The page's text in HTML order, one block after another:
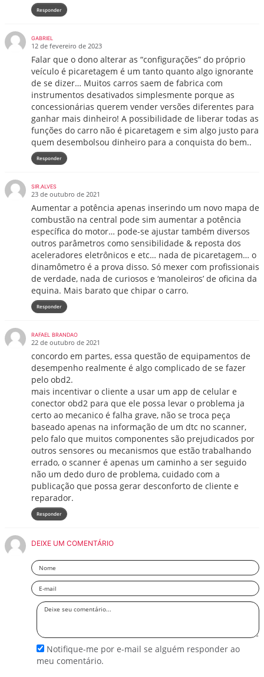
Responder
GABRIEL
12 de fevereiro de 2023
Falar que o dono alterar as “configurações” do próprio
veículo é picaretagem é um tanto quanto algo ignorante
de se dizer… Muitos carros saem de fabrica com
instrumentos desativados simplesmente porque as
concessionárias querem vender versões diferentes para
ganhar mais dinheiro! A possibilidade de liberar todas as
funções do carro não é picaretagem e sim algo justo para
quem desembolsou dinheiro para a conquista do bem..
Responder
SIR.ALVES
23 de outubro de 2021
Aumentar a potência apenas inserindo um novo mapa de
combustão na central pode sim aumentar a potência
específica do motor… pode-se ajustar também diversos
outros parâmetros como sensibilidade & reposta dos
aceleradores eletrônicos e etc… nada de picaretagem… o
dinamômetro é a prova disso. Só mexer com profissionais
de verdade, nada de curiosos e ‘manoleiros’ de oficina da
equina. Mais barato que chipar o carro.
Responder
RAFAEL BRANDAO
22 de outubro de 2021
concordo em partes, essa questão de equipamentos de
desempenho realmente é algo complicado de se fazer
pelo obd2.
mais incentivar o cliente a usar um app de celular e
conector obd2 para que ele possa levar o problema ja
certo ao mecanico é falha grave, não se troca peça
baseado apenas na informação de um dtc no scanner,
pelo falo que muitos componentes são prejudicados por
outros sensores ou mecanismos que estão trabalhando
errado, o scanner é apenas um caminho a ser seguido
não um dedo duro de problema, cuidado com a
publicação que possa gerar desconforto de cliente e
reparador.
Responder
DEIXE UM COMENTÁRIO
Nome
Email
Deixe
Notifique-me por e-mail se alguém responder ao
meu comentário.